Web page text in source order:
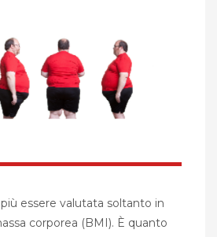
essere valutata soltanto in
corporea (BMI). È quanto